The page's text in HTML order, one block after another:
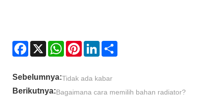
Facebook
X WhatsAppPinterestLinkedIn
Sebelumnya:Tidak ada kabar
Berikutnya:Bagaimana cara memilih bahan radiator?